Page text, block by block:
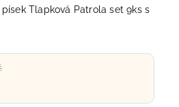
Tlapková Patrola set 9ks s